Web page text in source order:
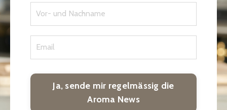
Ja, sende mir regelmässig die
Aroma News